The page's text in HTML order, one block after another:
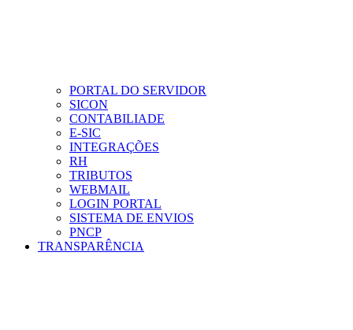
PORTAL DO SERVIDOR
SICON
CONTABILIADE
E-SIC
INTEGRAÇÕES
RH
TRIBUTOS
WEBMAIL
LOGIN PORTAL
SISTEMA DE ENVIOS
PNCP
TRANSPARÊNCIA